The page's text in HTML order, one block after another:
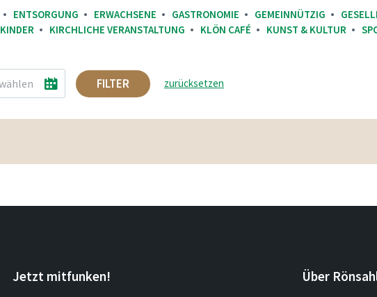
ENTSORGUNG ERWACHSENE GASTRONOMIE GEMEINNÜTZIG
KINDER KIRCHLICHE VERANSTALTUNG KLÖN CAFÉ KUNST & KULTUR
FILTER zurücksetzen
Jetzt mitfunken! Über